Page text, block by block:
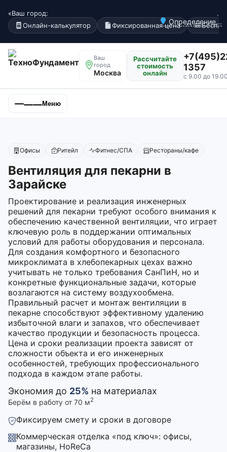
«Ваш город:
Определение...
.
Онлайн-калькулятор
Фиксированная цена
Ваш
город
Москва
Рассчитайте
стоимость
онлайн
1357
с 9.00 до
Меню
Офисы Ритейл Фитнес/СПА Рестораны/кафе
Вентиляция для пекарни в
Зарайске
Проектирование и реализация инженерных
решений для пекарни требуют особого внимания к
обеспечению качественной вентиляции, что играет
ключевую роль в поддержании оптимальных
условий для работы оборудования и персонала.
Для создания комфортного и безопасного
микроклимата в хлебопекарных цехах важно
учитывать не только требования СанПиН, но и
конкретные функциональные задачи, которые
возлагаются на систему воздухообмена.
Правильный расчет и монтаж вентиляции в
пекарне способствуют эффективному удалению
избыточной влаги и запахов, что обеспечивает
качество продукции и безопасность процесса.
Цена и сроки реализации проекта зависят от
сложности объекта и его инженерных
особенностей, требующих профессионального
подхода в каждом этапе работы.
Экономия до 25% на материалах
Берём в работу от 70 м2
Фиксируем смету и сроки в договоре
Коммерческая отделка «под ключ»: офисы,
магазины, HoReCa